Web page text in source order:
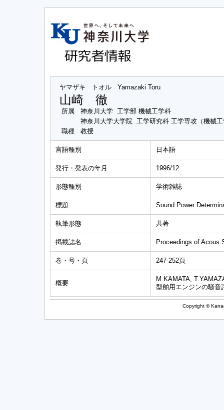
ヤマザキ トオル Yamazaki Toru
山崎 徹
所属
神奈川大学 工学部 機械工学科
神奈川大学大学院 工学研究科 工学専攻（機械
職種
教授
言語種別 日本語
発行・発表の年月 1996/12
形態種別 学術雑誌
標題 Sound Power
執筆形態 共著
掲載誌名 Proceedings of
巻・号・頁 247-252頁
概要
M.KAMATA,
型舶用エンジンの騒音
Copyright ©